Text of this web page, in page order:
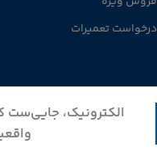
درخواست تعمیرات
الکترونیک، جایی‌ست